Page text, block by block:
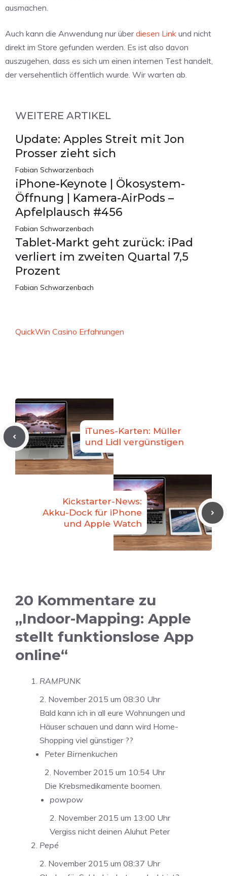
ausmachen.
Auch kann die Anwendung nur überdiesen Link und nicht
direkt im Store gefunden werden. Es ist also davon
auszugehen, dass es sich um einen internen Test handelt,
der versehentlich öffentlich wurde. Wir warten ab.
WEITERE ARTIKEL
Update: Apples Streit mit Jon
Prosser zieht sich
Fabian Schwarzenbach
iPhone-Keynote | Ökosystem-
Öffnung | Kamera-AirPods –
Apfelplausch #456
Fabian Schwarzenbach
Tablet-Markt geht zurück: iPad
verliert im zweiten Quartal 7,5
Prozent
Fabian Schwarzenbach
QuickWin Casino Erfahrungen
iTunes-Karten: Müller
und Lidl vergünstigen
Kickstarter-News:
Akku-Dock für iPhone
und Apple Watch
20 Kommentare zu
„Indoor-Mapping: Apple
stellt funktionslose App
online“
RAMPUNK
2. November 2015 um 08:30 Uhr
Bald kann ich in all eure Wohnungen und
Häuser schauen und dann wird Home-
Shopping viel günstiger ??
Peter Birnenkuchen
2. November 2015 um 10:54 Uhr
Die Krebsmedikamente boomen.
powpow
2. November 2015 um 13:00 Uhr
Vergiss nicht deinen Aluhut Peter
Pepé
2. November 2015 um 08:37 Uhr